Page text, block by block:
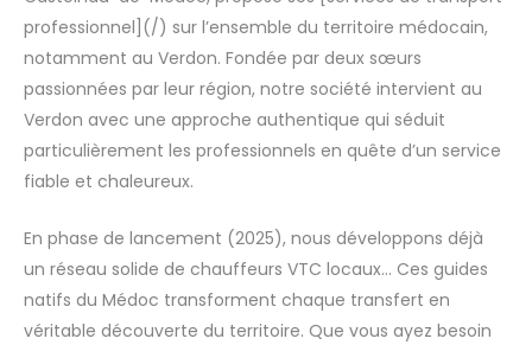
professionnel](/) sur l’ensemble du territoire médocain,
notamment au Verdon. Fondée par deux sœurs
passionnées par leur région, notre société intervient au
Verdon avec une approche authentique qui séduit
particulièrement les professionnels en quête d’un service
fiable et chaleureux.
En phase de lancement (2025), nous développons déjà
un réseau solide de chauffeurs VTC locaux… Ces guides
natifs du Médoc transforment chaque transfert en
véritable découverte du territoire. Que vous ayez besoin